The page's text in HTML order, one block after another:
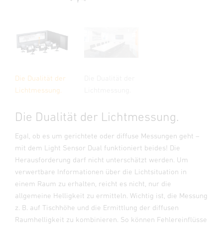
Die Dualität der
Lichtmessung.
Die Dualität der Lichtmessung.
Egal, ob es um gerichtete oder diffuse Messungen geht –
mit dem Light Sensor Dual funktioniert beides! Die
Herausforderung darf nicht unterschätzt werden. Um
verwertbare Informationen über die Lichtsituation in
einem Raum zu erhalten, reicht es nicht, nur die
allgemeine Helligkeit zu ermitteln. Wichtig ist, die Messung
z. B. auf Tischhöhe und die Ermittlung der diffusen
Raumhelligkeit zu kombinieren. So können Fehlereinflüsse